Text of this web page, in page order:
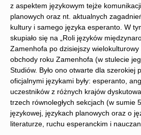
z aspektem językowym tejże
planowych oraz nt. aktualnych
kultury i samego języka esperanto. W
skupiało się na „Roli języków
Zamenhofa po dzisiejszy wielokulturowy
obchody roku Zamenhofa (w stulecie
Studiów. Było ono otwarte dla szerokiej
oficjalnymi językami były: esperanto,
uczestników z różnych krajów
trzech równoległych sekcjach (w sumie
językowej, językach planowych oraz o
literaturze, ruchu esperanckim i